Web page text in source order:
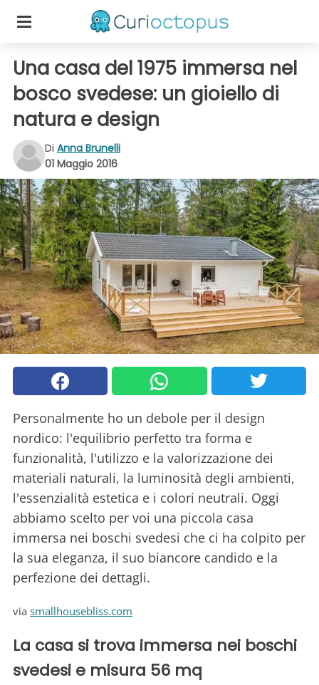
Una casa del 1975 immersa nel
bosco svedese: un gioiello di
natura e design
Di Anna Brunelli
01 Maggio 2016
Personalmente ho un debole per il design
nordico: l'equilibrio perfetto tra forma e
funzionalità, l'utilizzo e la valorizzazione dei
materiali naturali, la luminosità degli ambienti,
l'essenzialità estetica e i colori neutrali. Oggi
abbiamo scelto per voi una piccola casa
immersa nei boschi svedesi che ci ha colpito per
la sua eleganza, il suo biancore candido e la
perfezione dei dettagli.
via smallhousebliss.com
La casa si trova immersa nei boschi
svedesi e misura 56 mq